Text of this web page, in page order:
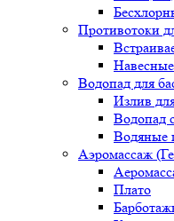
Противотоки
Водопад для
Излив
Водопад
Водяные
Аэромассаж
Плато